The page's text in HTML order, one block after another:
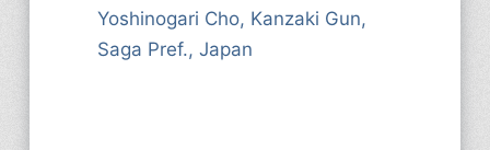
Yoshinogari Cho, Kanzaki Gun,
Saga Pref., Japan